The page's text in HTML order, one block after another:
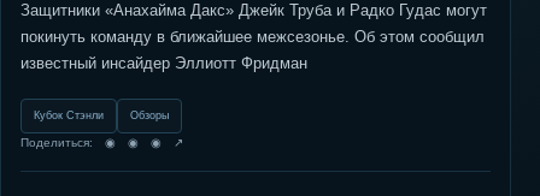
Защитники «Анахайма Дакс» Джейк Труба и Радко Гудас могут
покинуть команду в ближайшее межсезонье. Об этом сообщил
известный инсайдер Эллиотт Фридман
Кубок Стэнли Обзоры
Поделиться: ◉ ◉ ◉ ↗